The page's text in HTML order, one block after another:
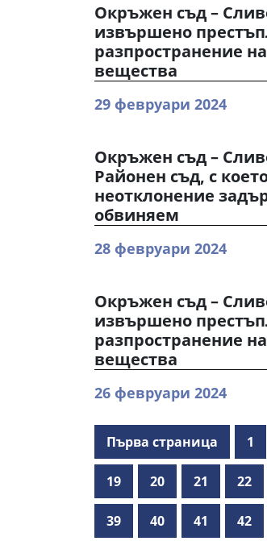
Окръжен съд –
извършено
разпространение
вещества
29 февруари 2024
Окръжен съд –
Районен съд, с
неотклонение
обвиняем
28 февруари 2024
Окръжен съд –
извършено
разпространение
вещества
26 февруари 2024
Първа страница 1
19 20 21 22
39 40 41 42